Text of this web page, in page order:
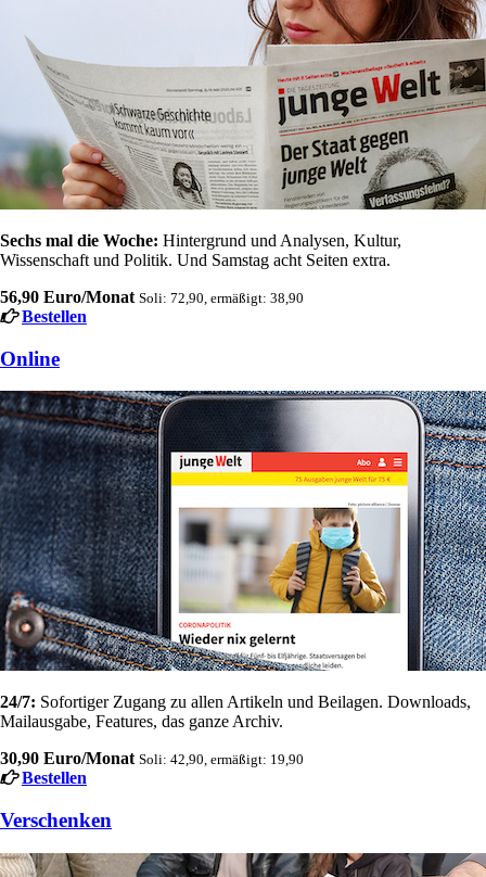
Sechs mal die Woche: Hintergrund und Analysen, Kultur,
Wissenschaft und Politik. Und Samstag acht Seiten extra.
56,90 Euro/Monat Soli: 72,90, ermäßigt: 38,90
Bestellen
Online
24/7: Sofortiger Zugang zu allen Artikeln und Beilagen. Downloads,
Mailausgabe, Features, das ganze Archiv.
30,90 Euro/Monat Soli: 42,90, ermäßigt: 19,90
Bestellen
Verschenken